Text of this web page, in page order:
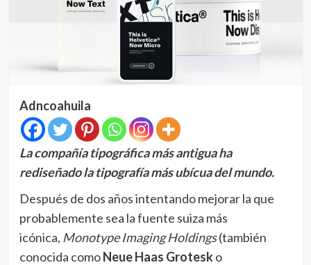
Adncoahuila
La compañía tipográfica más antigua ha
rediseñado la tipografía más ubícua del mundo.
Después de dos años intentando mejorar la que
probablemente sea la fuente suiza más
icónica, Monotype Imaging Holdings (también
conocida comoNeue Haas Grotesko